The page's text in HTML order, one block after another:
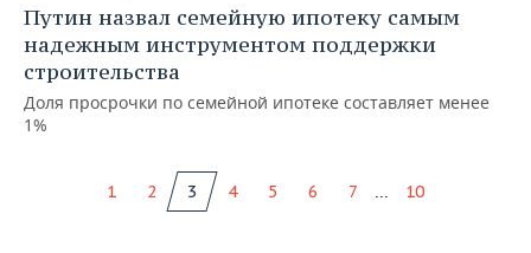
Путин назвал семейную ипотеку самым
надежным инструментом поддержки
строительства
Доля просрочки по семейной ипотеке составляет менее
1%
1 2 3 4 5 6 7 ... 10